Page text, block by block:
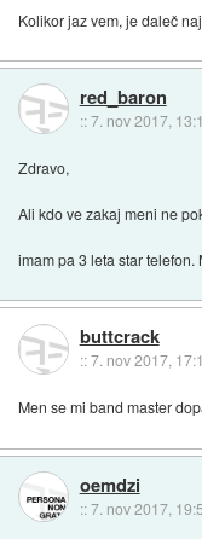
Kolikor jaz vem, je daleč
red_baron
::7. nov 2017,
Zdravo,
Ali kdo ve zakaj meni ne
imam pa 3 leta star
buttcrack
::7. nov 2017,
Men se mi band master
oemdzi
::7. nov 2017,